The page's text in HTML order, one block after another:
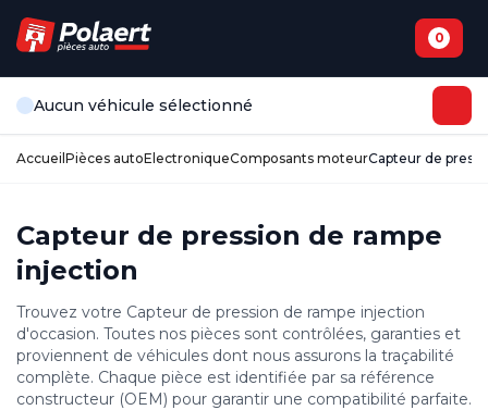
0
Aucun véhicule sélectionné
Accueil Pièces autoElectroniqueComposants moteurCapteur de
Capteur de pression de rampe
injection
Trouvez votre Capteur de pression de rampe injection
d'occasion. Toutes nos pièces sont contrôlées, garanties et
proviennent de véhicules dont nous assurons la traçabilité
complète. Chaque pièce est identifiée par sa référence
constructeur (OEM) pour garantir une compatibilité parfaite.